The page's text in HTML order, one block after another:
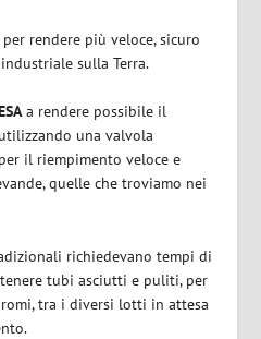
rendere più veloce, sicuro
sulla Terra.
a rendere possibile il
una valvola
il riempimento veloce e
quelle che troviamo nei
richiedevano tempi di
tubi asciutti e puliti, per
tra i diversi lotti in attesa